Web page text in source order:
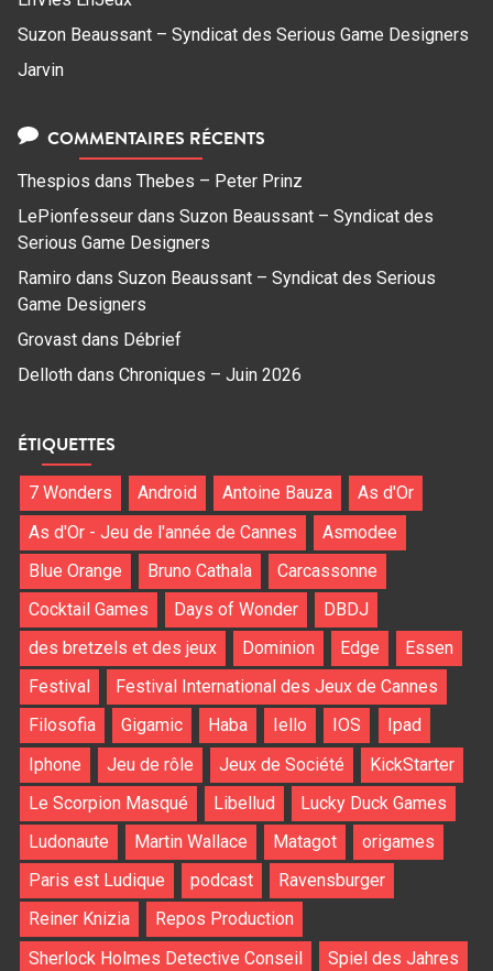
Suzon Beaussant – Syndicat des Serious Game Designers
Jarvin
COMMENTAIRES RÉCENTS
Thespios dans Thebes – Peter Prinz
LePionfesseur dans Suzon Beaussant – Syndicat des
Serious Game Designers
Ramiro dans Suzon Beaussant – Syndicat des Serious
Game Designers
Grovast dans Débrief
Delloth dans Chroniques – Juin 2026
ÉTIQUETTES
7 Wonders Android Antoine Bauza
As d'Or
As d'Or - Jeu de l'année de Cannes
Asmodee
Blue Orange
Bruno Cathala
Carcassonne
Cocktail Games
Days of Wonder
DBDJ
des bretzels et des jeux
Dominion Edge
Essen
Festival
Festival International des Jeux de Cannes
Filosofia
Gigamic Haba Iello IOS
Ipad
Iphone
Jeu de rôle Jeux de Société
KickStarter
Le Scorpion Masqué
Libellud
Lucky Duck Games
Ludonaute
Martin Wallace Matagot
origames
Paris est Ludique
podcast
Ravensburger
Reiner Knizia
Repos Production
Sherlock Holmes Detective Conseil
Spiel des Jahres